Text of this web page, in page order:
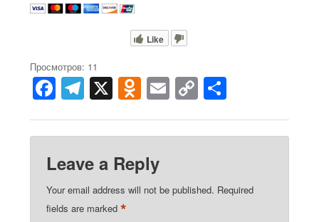
Like
Просмотров: 11
F
a
c
e
b
o
T
el
e
gr
a
m
X O
d
n
o
kl
a
E
m
ail
C
o
p
Li
n
h
ar
Leave a Reply
Your email address will not be published. Required
fields are marked *